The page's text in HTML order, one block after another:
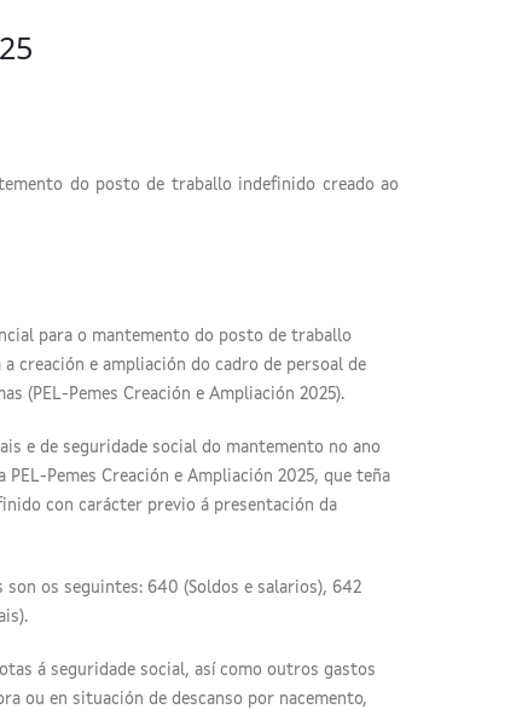
do posto de traballo indefinido creado ao
para o mantemento do posto de traballo
creación e ampliación do cadro de persoal de
(PEL-Pemes Creación e Ampliación 2025).
e de seguridade social do mantemento no ano
Pemes Creación e Ampliación 2025, que teña
con carácter previo á presentación da
os seguintes: 640 (Soldos e salarios), 642
á seguridade social, así como outros gastos
ou en situación de descanso por nacemento,